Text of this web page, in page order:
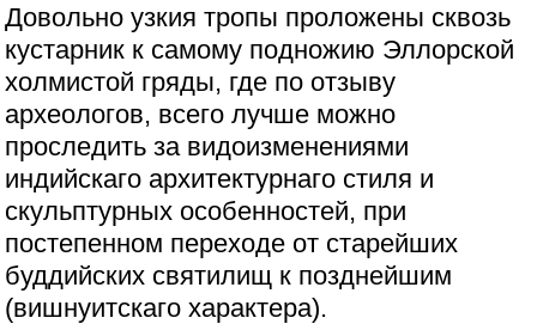
Довольно узкия тропы проложены сквозь
кустарник к самому подножию Эллорской
холмистой гряды, где по отзыву
археологов, всего лучше можно
проследить за видоизменениями
индийскаго архитектурнаго стиля и
скульптурных особенностей, при
постепенном переходе от старейших
буддийских святилищ к позднейшим
(вишнуитскаго характера).